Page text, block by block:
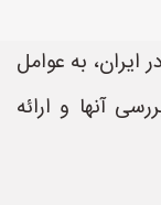
ایران، به عوامل
آنها و ارائه